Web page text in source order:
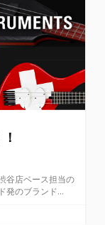
谷店ベース担当の
発のブランド...